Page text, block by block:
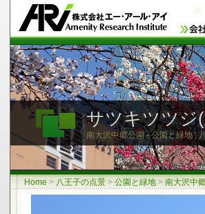
サツキツツジ
南大沢中郷公園 - 公園と緑地 :
Home > 八王子の点景 > 公園と緑地 > 南大沢中